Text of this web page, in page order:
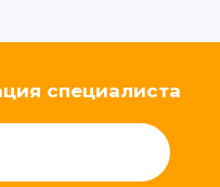
специалиста